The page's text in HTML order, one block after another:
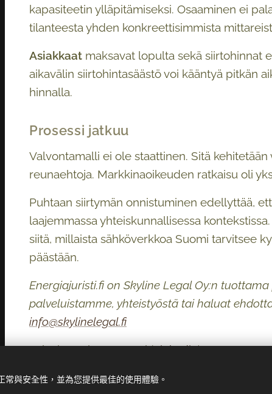
kapasiteetin ylläpitämiseksi. Osaaminen ei
tilanteesta yhden konkreettisimmista
Asiakkaat maksavat lopulta sekä siirtohinnat
aikavälin siirtohintasäästö voi kääntyä pitkän
hinnalla.
Prosessi jatkuu
Valvontamalli ei ole staattinen. Sitä
reunaehtoja. Markkinaoikeuden ratkaisu oli
Puhtaan siirtymän onnistuminen edellyttää,
laajemmassa yhteiskunnallisessa
siitä, millaista sähköverkkoa Suomi tarvitsee
päästään.
Energiajuristi.fi on Skyline Legal Oy:n
palveluistamme, yhteistyöstä tai haluat
info@skylinelegal.fi
Teksti: Tomi Rantasaari (Linkedin)
與安全性，並為您提供最佳的使用體驗。